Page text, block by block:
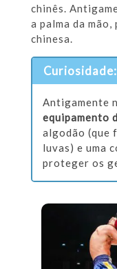
chinês.
a palma da
chinesa.
Curiosidade:
Antigamente
equipamento
algodão (que
luvas) e uma
proteger os